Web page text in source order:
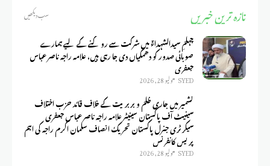
تازہ ترین خبریں سب دیکھیں
چہلمِ سیدالشہداءؑ میں شرکت سے روکنے کے لیے ہمارے
صوبائی صدور کو دھمکیاں دی جا رہی ہیں، علامہ راجہ ناصر عباس
جعفری
SYED يوليو 28, 2026
کشمیر میں جاری ظلم و بربریت کے خلاف قائد حزب اختلاف
سینیٹ آف پاکستان سینیٹر علامہ راجہ ناصر عباس جعفری
سیکرٹری جنرل پاکستان تحریک انصاف سلمان اکرم راجہ کی اہم
پریس کانفرنس
SYED يوليو 28, 2026